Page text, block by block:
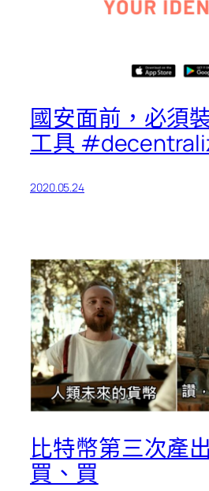
國安面前，必須
工具
2020.05.24
比特幣第三次產
買、買